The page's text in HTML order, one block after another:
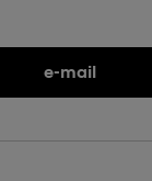
e-mail